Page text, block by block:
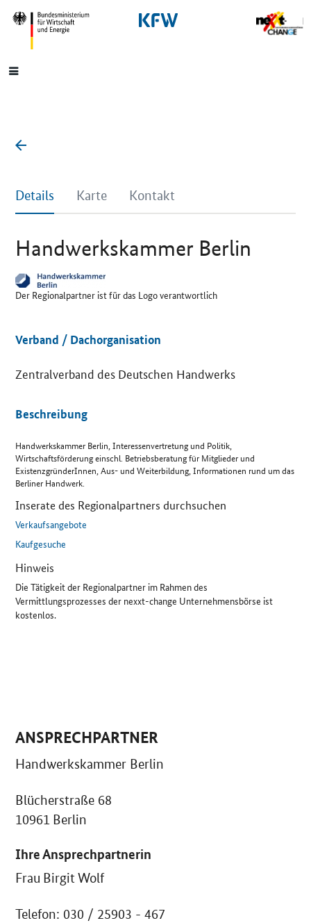
SrOnlyNavigation
Hauptmenü
Details Karte Kontakt
Handwerkskammer Berlin
Der Regionalpartner ist für das Logo verantwortlich
Verband / Dachorganisation
Zentralverband des Deutschen Handwerks
Beschreibung
Handwerkskammer Berlin, Interessenvertretung und Politik,
Wirtschaftsförderung einschl. Betriebsberatung für Mitglieder und
ExistenzgründerInnen, Aus- und Weiterbildung, Informationen rund um das
Berliner Handwerk.
Inserate des Regionalpartners durchsuchen
Verkaufsangebote
Kaufgesuche
Hinweis
Die Tätigkeit der Regionalpartner im Rahmen des
Vermittlungsprozesses der nexxt-change Unternehmensbörse ist
kostenlos.
ANSPRECHPARTNER
Handwerkskammer Berlin
Blücherstraße 68
10961 Berlin
Ihre Ansprechpartnerin
Frau Birgit Wolf
Telefon: 030 / 25903 - 467